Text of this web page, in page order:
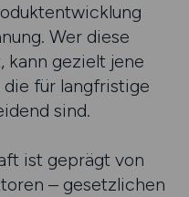
Wer diese
kann gezielt jene
für langfristige
sind.
ist geprägt von
– gesetzlichen